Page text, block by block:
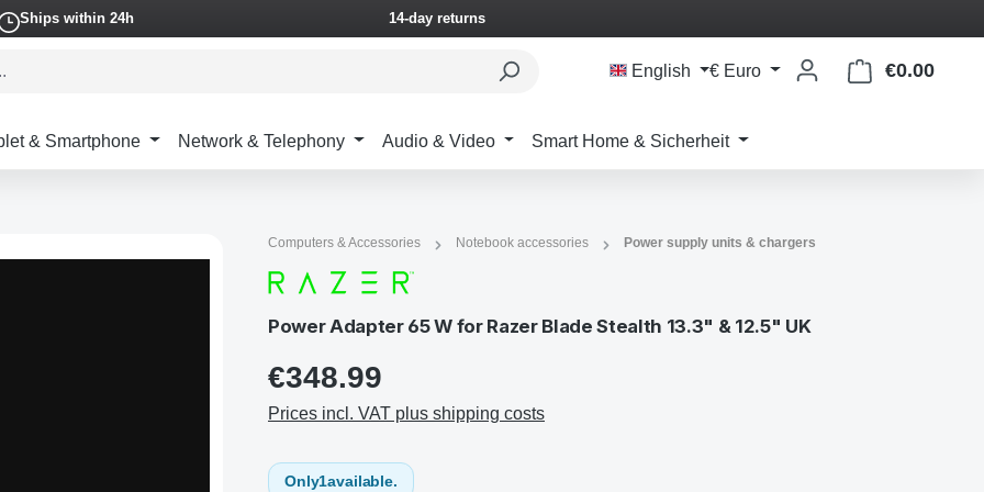
Ships within 24h 14-day returns
English € Euro €0.00
& Smartphone Network & Telephony Audio & Video Smart Home & Sicherheit
Computers & Accessories Notebook accessories Power supply units & chargers
Power Adapter 65 W for Razer Blade Stealth 13.3" & 12.5" UK
€348.99
Prices incl. VAT plus shipping costs
Only1available.